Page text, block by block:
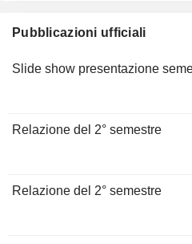
Pubblicazioni ufficiali
Slide show presentazione
Relazione del 2° semestre
Relazione del 2° semestre